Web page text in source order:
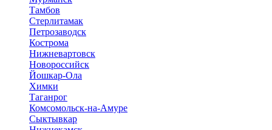
Тамбов
Стерлитамак
Петрозаводск
Кострома
Нижневартовск
Новороссийск
Йошкар-Ола
Химки
Таганрог
Комсомольск-на-Амуре
Сыктывкар